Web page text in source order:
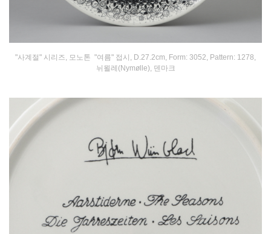
"사계절" 시리즈, 모노톤 "여름" 접시, D.27.2cm, Form: 3052, Pattern: 1278,
뉘묄레(Nymølle), 덴마크